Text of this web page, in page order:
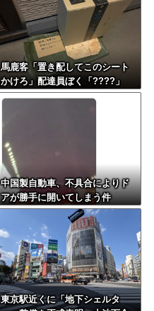
馬鹿客「置き配してこのシート
かけろ」配達員ぼく「????」
中国製自動車、不具合によりド
アが勝手に開いてしまう件
東京駅近くに「地下シェルタ